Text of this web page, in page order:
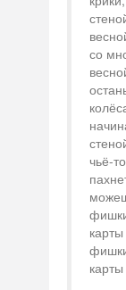
со
чьё-